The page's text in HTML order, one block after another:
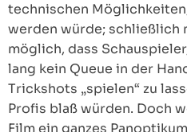
technischen
werden würde; schließlich
möglich, dass
lang kein Queue in der
Trickshots „spielen“ zu
Profis blaß würden. Doch
Film ein ganzes